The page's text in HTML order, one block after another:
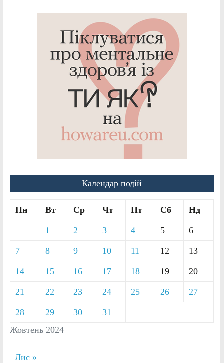
Календар подій
Жовтень 2024
Пн Вт Ср Чт Пт Сб Нд
1 2 3 4 5 6
7 8 9 10 11 12 13
14 15 16 17 18 19 20
21 22 23 24 25 26 27
28 29 30 31
Лис »